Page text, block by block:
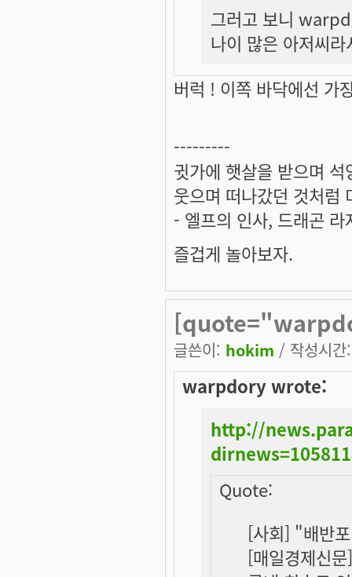
그러고 보니
나이 많은 아저씨
버럭 ! 이쪽 바닥에선 가
---------
귓가에 햇살을 받으며
웃으며 떠나갔던 것처럼
- 엘프의 인사, 드래곤 라
즐겁게 놀아보자.
글쓴이: hokim / 작성시
warpdory wrote:
http://
Quote:
[사회] "배반
[매일경제신